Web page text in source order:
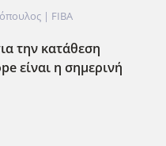
| FIBA
την κατάθεση
είναι η σημερινή